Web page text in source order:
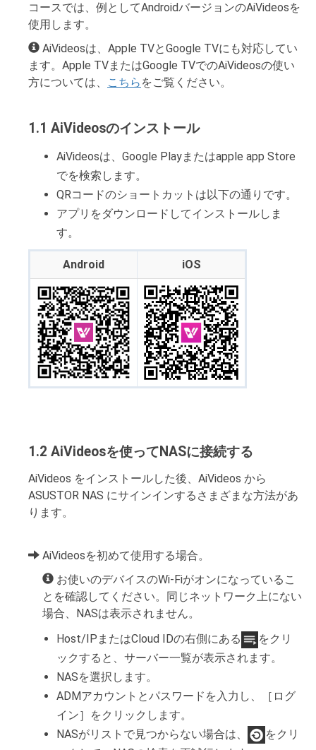
コースでは、例としてAndroidバージョンのAiVideosを
使用します。
AiVideosは、Apple TVとGoogle TVにも対応してい
ます。Apple TVまたはGoogle TVでのAiVideosの使い
方については、
こちら をご覧ください。
1.1 AiVideosのインストール
AiVideosは、Google Playまたはapple app Store
でを検索します。
QRコードのショートカットは以下の通りです。
アプリをダウンロードしてインストールしま
す。
Android iOS
1.2 AiVideosを使ってNASに接続する
AiVideos をインストールした後、AiVideos から
ASUSTOR NAS にサインインするさまざまな方法があ
ります。
AiVideosを初めて使用する場合。
お使いのデバイスのWi-Fiがオンになっているこ
とを確認してください。同じネットワーク上にない
場合、NASは表示されません。
Host/IPまたはCloud IDの右側にある
をクリ
ックすると、サーバー一覧が表示されます。
NASを選択します。
ADMアカウントとパスワードを入力し、［ログ
イン］をクリックします。
NASがリストで見つからない場合は、
をクリ